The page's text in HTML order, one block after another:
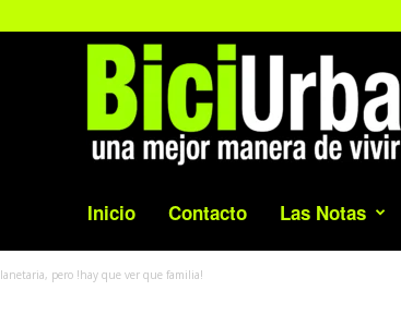
Inicio Contacto Las Notas
pero !hay que ver que familia!